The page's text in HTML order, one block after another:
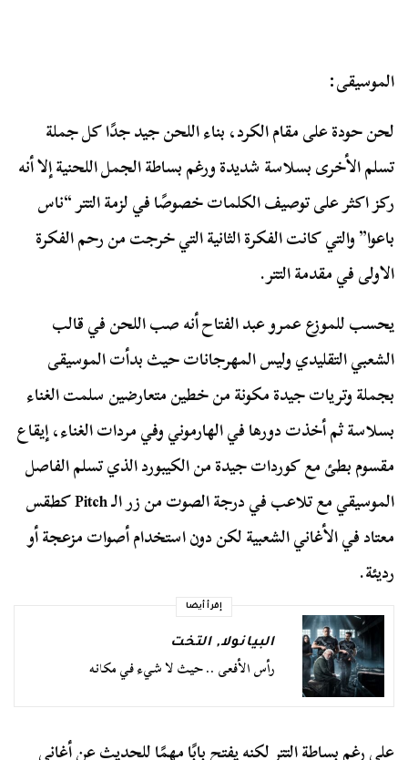
الموسيقى:
لحن حودة على مقام الكرد، بناء اللحن جيد جدًا كل جملة
تسلم الأخرى بسلاسة شديدة ورغم بساطة الجمل اللحنية إلا أنه
ركز اكثر على توصيف الكلمات خصوصًا في لزمة التتر “ناس
باعوا” والتي كانت الفكرة الثانية التي خرجت من رحم الفكرة
الاولى في مقدمة التتر.
يحسب للموزع عمرو عبد الفتاح أنه صب اللحن في قالب
الشعبي التقليدي وليس المهرجانات حيث بدأت الموسيقى
بجملة وتريات جيدة مكونة من خطين متعارضين سلمت الغناء
بسلاسة ثم أخذت دورها في الهارموني وفي مردات الغناء، إيقاع
مقسوم بطئ مع كوردات جيدة من الكيبورد الذي تسلم الفاصل
الموسيقي مع تلاعب في درجة الصوت من زر الـ Pitch كطقس
معتاد في الأغاني الشعبية لكن دون استخدام أصوات مزعجة أو
رديئة.
إقرأ أيضا
البيانولا,التخت
رأس الأفعى .. حيث لا شيء في مكانه
على رغم بساطة التتر لكنه يفتح بابًا مهمًا للحديث عن أغاني